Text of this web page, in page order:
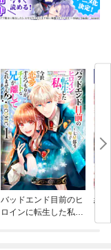
バッドエンド目前のヒ
ロインに転生した私、
結